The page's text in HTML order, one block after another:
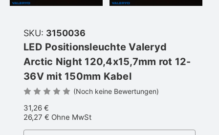
SKU: 3150036
LED Positionsleuchte Valeryd
Arctic Night 120,4x15,7mm rot 12-
36V mit 150mm Kabel
(Noch keine Bewertungen)
31,26 €
26,27 € Ohne MwSt